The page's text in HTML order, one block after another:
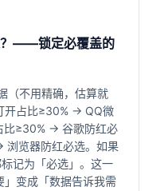
？——锁定必覆盖的
（不用精确，估算就
开占比≥30% → QQ微
比≥30% → 谷歌防红必
览器防红必选。如果
记为「必选」。这一
」变成「数据告诉我需